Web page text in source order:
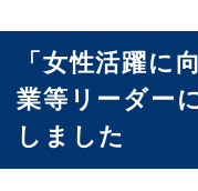
「女性活躍に
業等リーダー
しました